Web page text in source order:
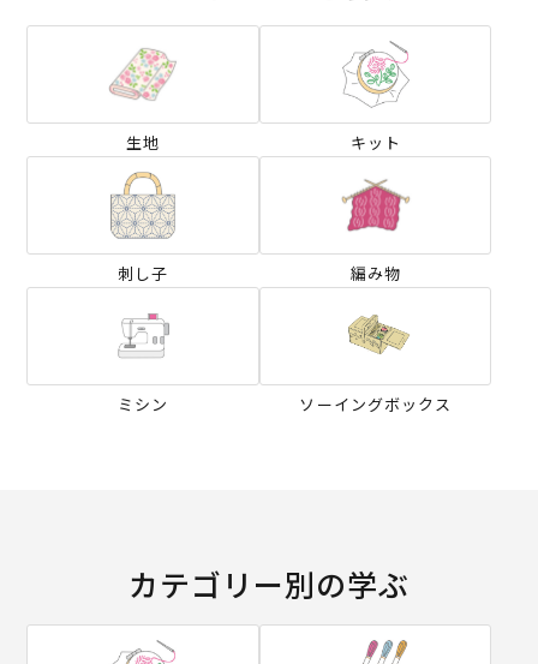
生地 キット
刺し子 編み物
ミシン ソーイングボックス
カテゴリー別の学ぶ